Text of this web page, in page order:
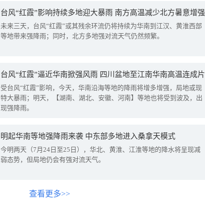
台风“红霞”影响持续多地迎大暴雨 南方高温减少北方暑意增强
未来三天，台风“红霞”或其残余环流仍将持续为华南到江汉、黄淮西部
等地带来强降雨；同时，北方多地强对流天气仍然频繁。
台风“红霞”逼近华南掀强风雨 四川盆地至江南华南高温连成片
受台风“红霞”影响，今天，华南沿海等地的降雨将增多增强，局地或现
特大暴雨；明天，【湖南、湖北、安徽、河南】等地也将受到波及，出
现强降雨。
明起华南等地强降雨来袭 中东部多地进入桑拿天模式
今明两天（7月24日至25日），华北、黄淮、江淮等地的降水将呈现减
弱态势，但局地仍会有强对流天气。
查看更多>>